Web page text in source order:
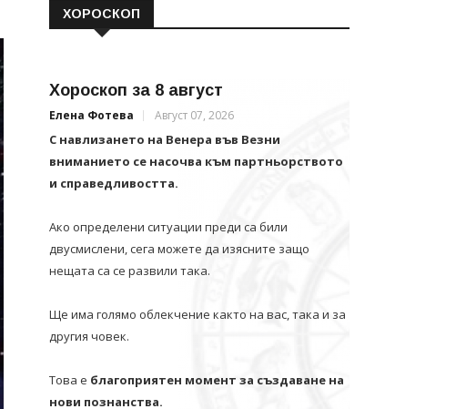
ХОРОСКОП
Хороскоп за 8 август
Елена Фотева Август 07, 2026
С навлизането на Венера във Везни
вниманието се насочва към партньорството
и справедливостта.
Ако определени ситуации преди са били
двусмислени, сега можете да изясните защо
нещата са се развили така.
Ще има голямо облекчение както на вас, така и за
другия човек.
Това е благоприятен момент за създаване на
нови познанства.